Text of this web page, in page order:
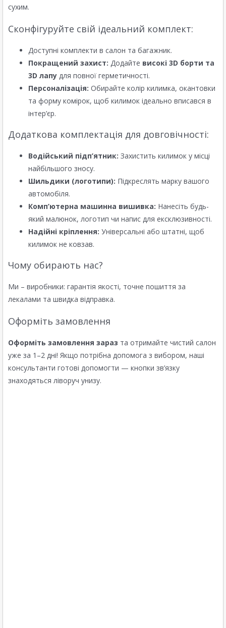
сухим.
Сконфігуруйте свій ідеальний комплект:
Доступні комплекти в салон та багажник.
Покращений захист: Додайте високі 3D борти та
3D лапу для повної герметичності.
Персоналізація: Обирайте колір килимка, окантовки
та форму комірок, щоб килимок ідеально вписався в
інтер’єр.
Додаткова комплектація для довговічності:
Водійський підп’ятник: Захистить килимок у місці
найбільшого зносу.
Шильдики (логотипи): Підкреслять марку вашого
автомобіля.
Комп’ютерна машинна вишивка: Нанесіть будь-
який малюнок, логотип чи напис для ексклюзивності.
Надійні кріплення: Універсальні або штатні, щоб
килимок не ковзав.
Чому обирають нас?
Ми – виробники: гарантія якості, точне пошиття за
лекалами та швидка відправка.
Оформіть замовлення
Оформіть замовлення зараз та отримайте чистий салон
уже за 1–2 дні! Якщо потрібна допомога з вибором, наші
консультанти готові допомогти — кнопки зв’язку
знаходяться ліворуч унизу.